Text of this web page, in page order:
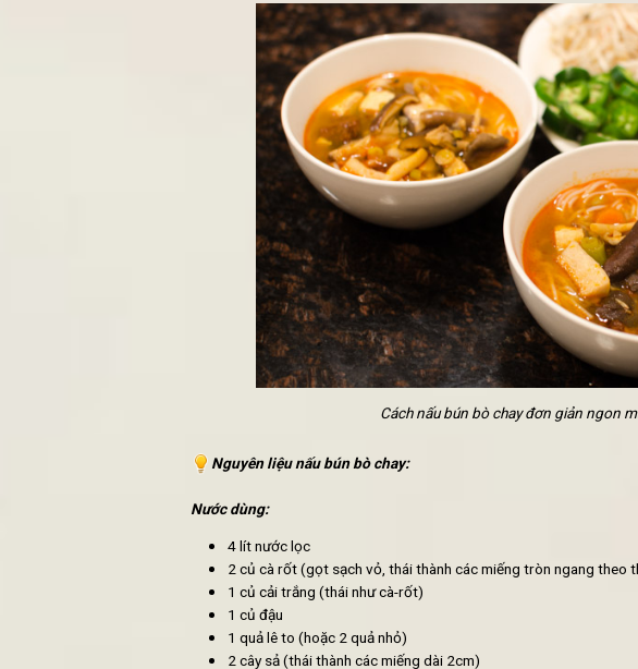
TOP 3 CÁCH LÀM NEM CHAY THƠM - NGON
SHIP ĐỒ ĂN CHAY, CƠM CHAY GIAO TẬN
CÁCH LÀM BÁNH CHAY NGON - ĐƠN GIẢN -
Cách nấu bún bò chay đơn giản với nấm
ăn chay này như một sự cách tân, một bữa tiệc
thưởng thức sự đa dạng về hương vị hòa cùng vị